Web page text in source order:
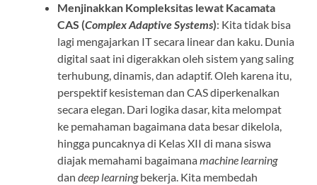
Menjinakkan Kompleksitas lewat Kacamata
CAS (Complex Adaptive Systems): Kita tidak bisa
lagi mengajarkan IT secara linear dan kaku. Dunia
digital saat ini digerakkan oleh sistem yang saling
terhubung, dinamis, dan adaptif. Oleh karena itu,
perspektif kesisteman dan CAS diperkenalkan
secara elegan. Dari logika dasar, kita melompat
ke pemahaman bagaimana data besar dikelola,
hingga puncaknya di Kelas XII di mana siswa
diajak memahami bagaimanamachine learning
dandeep learningbekerja. Kita membedah